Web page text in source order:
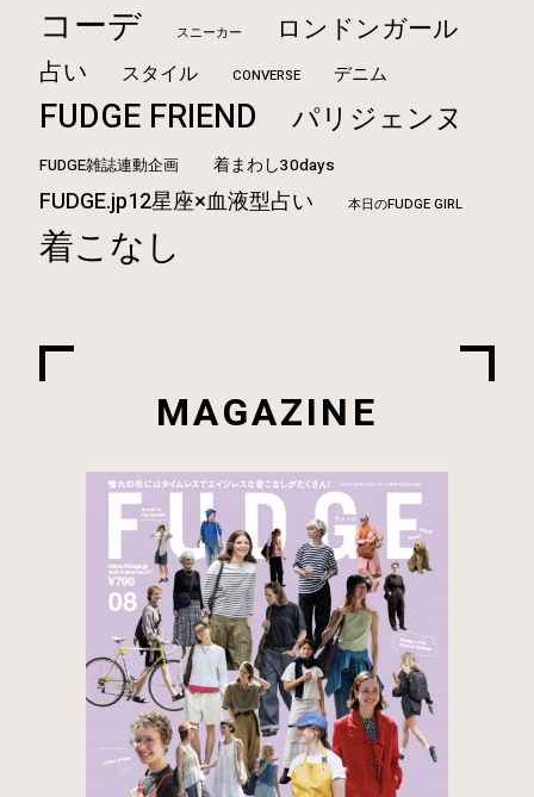
コーデ スニーカー ロンドンガール
占い スタイル CONVERSE デニム
FUDGE FRIEND パリジェンヌ
FUDGE雑誌連動企画 着まわし30days
FUDGE.jp12星座×血液型占い 本日のFUDGE GIRL
着こなし
MAGAZINE